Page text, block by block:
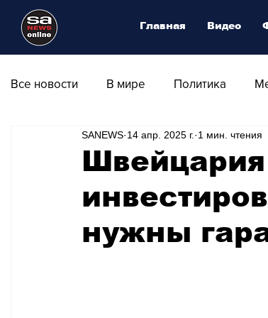
Все новости В мире Политика
Общество Армия Аналитика
Транспорт Культура Магия
Швейцария
нужны
SANEWS 14 апр. 2025 г. 1 мин. чтения
Главная Видео